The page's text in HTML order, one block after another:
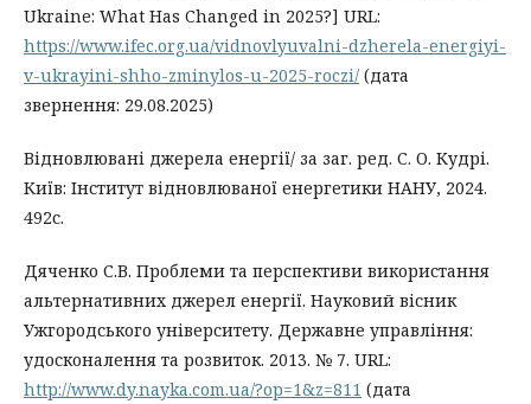
Ukraine: What Has Changed in 2025?] URL:
https://www.ifec.org.ua/vidnovlyuvalni-dzherela-energiyi-
v-ukrayini-shho-zminylos-u-2025-roczi/ (дата
звернення: 29.08.2025)
Відновлювані джерела енергії/ за заг. ред. С. О. Кудрі.
Київ: Інститут відновлюваної енергетики НАНУ, 2024.
492с.
Дяченко С.В. Проблеми та перспективи використання
альтернативних джерел енергії. Науковий вісник
Ужгородського університету. Державне управління:
удосконалення та розвиток. 2013. № 7. URL:
http://www.dy.nayka.com.ua/?op=1&z=811 (дата